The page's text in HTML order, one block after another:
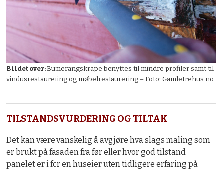
Bildet over:Bumerangskrape benyttes til mindre profiler samt til
vindusrestaurering og møbelrestaurering – Foto: Gamletrehus.no
TILSTANDSVURDERING OG TILTAK
Det kan være vanskelig å avgjøre hva slags maling som
er brukt på fasaden fra før eller hvor god tilstand
panelet er i for en huseier uten tidligere erfaring på